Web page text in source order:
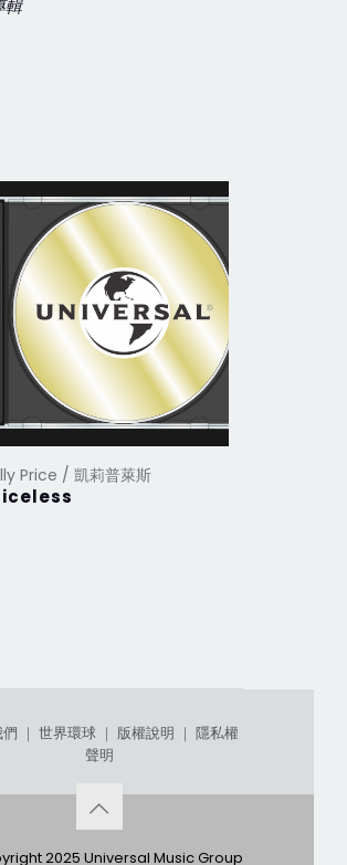
輯
Price / 凱莉普萊斯
｜ 世界環球 ｜ 版權說明 ｜ 隱私權
聲明
2025 Universal Music Group